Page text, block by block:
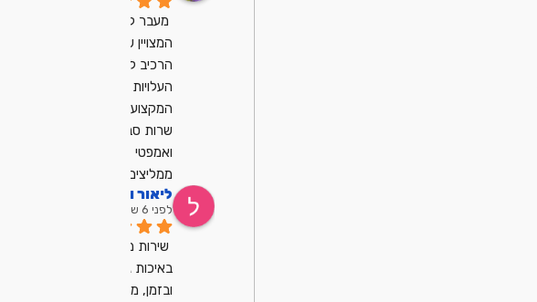
הרכיב לנו
העלויות נוחות
ואמפטי
ממליצים מאוד .
ליאור וקנין
לפני 6 שנים
ובזמן, מרוצה מאוד